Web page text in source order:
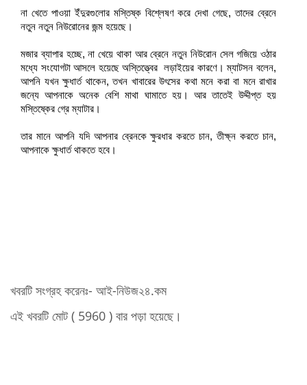
না খেতে পাওয়া ইঁদুরগুলোর মস্তিষ্ক বিশ্লেষণ করে দেখা গেছে, তাদের ব্রেনে
নতুন নতুন নিউরোনের জন্ম হয়েছে।
মজার ব্যাপার হচ্ছে, না খেয়ে থাকা আর ব্রেনে নতুন নিউরোন সেল গজিয়ে ওঠার
মধ্যে সংযোগটা আসলে হয়েছে অস্তিত্ত্বের লড়াইয়ের কারণে। ম্যাটসন বলেন,
আপনি যখন ক্ষুধার্ত থাকেন, তখন খাবারের উৎসের কথা মনে করা বা মনে রাখার
জন্যে আপনাকে অনেক বেশি মাথা ঘামাতে হয়। আর তাতেই উদ্দীপ্ত হয়
মস্তিষ্কের গ্রে ম্যাটার।
তার মানে আপনি যদি আপনার ব্রেনকে ক্ষুরধার করতে চান, তীক্ষ্ন করতে চান,
আপনাকে ক্ষুধার্ত থাকতে হবে।
খবরটি সংগ্রহ করেনঃ- আই-নিউজ২৪.কম
এই খবরটি মোট ( 5960 ) বার পড়া হয়েছে।